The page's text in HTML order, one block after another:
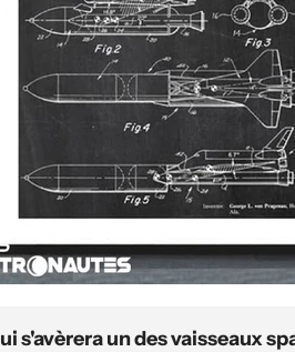
s'avèrera un des vaisseaux